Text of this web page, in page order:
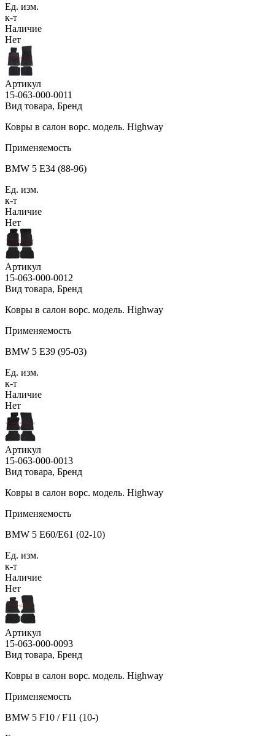
Ед. изм.
к-т
Наличие
Нет
Артикул
15-063-000-0011
Вид товара, Бренд
Ковры в салон ворс. модель. Highway
Применяемость
BMW 5 E34 (88-96)
Ед. изм.
к-т
Наличие
Нет
Артикул
15-063-000-0012
Вид товара, Бренд
Ковры в салон ворс. модель. Highway
Применяемость
BMW 5 E39 (95-03)
Ед. изм.
к-т
Наличие
Нет
Артикул
15-063-000-0013
Вид товара, Бренд
Ковры в салон ворс. модель. Highway
Применяемость
BMW 5 E60/E61 (02-10)
Ед. изм.
к-т
Наличие
Нет
Артикул
15-063-000-0093
Вид товара, Бренд
Ковры в салон ворс. модель. Highway
Применяемость
BMW 5 F10 / F11 (10-)